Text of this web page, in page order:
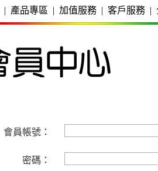
| 產品專區 | 加值服務 | 客戶服務 |
會員帳號：
密碼：